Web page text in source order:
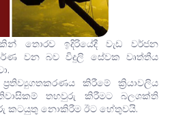
තොරව ඉදිරියේදී වැඩ වර්ජන
වන බව විදුලි සේවක වෘත්තීය
කිරීමේ ක්‍රියාවලිය
තහවුරු කිරීමට බලශක්ති
කටයුතු නොකිරීම ඊට හේතුවයි.